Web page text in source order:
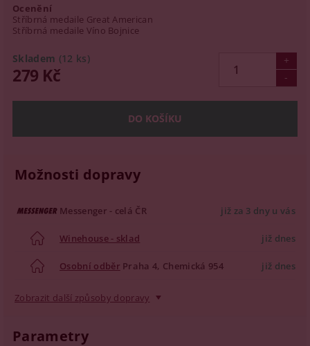
Ocenění
Stříbrná medaile Great American
Stříbrná medaile Víno Bojnice
Skladem (12 ks)
279 Kč
Možnosti dopravy
Messenger - celá ČR již za 3 dny u vás
Winehouse - sklad již dnes
Osobní odběr Praha 4, Chemická 954 již dnes
Zobrazit další způsoby dopravy
Parametry